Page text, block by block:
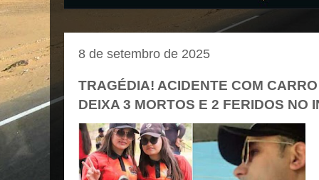
8 de setembro de 2025
TRAGÉDIA! ACIDENTE COM
DEIXA 3 MORTOS E 2 FERIDOS NO